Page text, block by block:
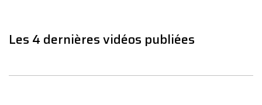
Les 4 dernières vidéos publiées